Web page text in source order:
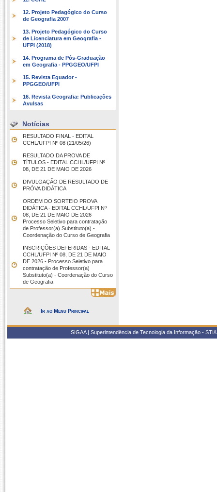
12. Projeto Pedagógico do Curso
de Geografia 2007
13. Projeto Pedagógico do Curso
de Licenciatura em Geografia -
UFPI (2018)
14. Programa de Pós-Graduação
em Geografia - PPGGEO/UFPI
15. Revista Equador -
PPGGEO/UFPI
16. Revista Geografia: Publicações
Avulsas
Notícias
RESULTADO FINAL - EDITAL
CCHL/UFPI Nº 08 (21/05/26)
RESULTADO DA PROVA DE
TÍTULOS - EDITAL CCHL/UFPI Nº
08, DE 21 DE MAIO DE 2026
DIVULGAÇÃO DE RESULTADO DE
PRÓVA DIDÁTICA
ORDEM DO SORTEIO PROVA
DIDÁTICA - EDITAL CCHL/UFPI Nº
08, DE 21 DE MAIO DE 2026
Processo Seletivo para contratação
de Professor(a) Substituto(a) -
Coordenação do Curso de Geografia
INSCRIÇÕES DEFERIDAS - EDITAL
CCHL/UFPI Nº 08, DE 21 DE MAIO
DE 2026 - Processo Seletivo para
contratação de Professor(a)
Substituto(a) - Coordenação do Curso
de Geografia
Ir ao Menu Principal
SIGAA | Superintendência de Tecnologia da Informação -